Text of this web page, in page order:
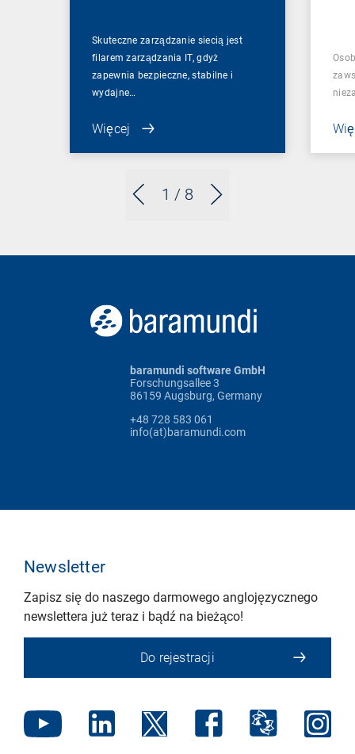
1 / 8
Skuteczne zarządzanie siecią jest
filarem zarządzania IT, gdyż
zapewnia bezpieczne, stabilne i
wydajne…
Więcej
baramundi software GmbH
Forschungsallee 3
86159 Augsburg, Germany
+48 728 583 061
info(at)baramundi.com
Newsletter
Zapisz się do naszego darmowego anglojęzycznego
newslettera już teraz i bądź na bieżąco!
Do rejestracji